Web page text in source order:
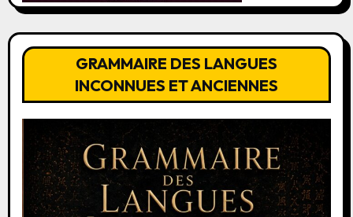
GRAMMAIRE DES LANGUES
INCONNUES ET ANCIENNES